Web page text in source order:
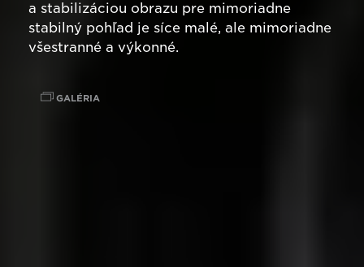
a stabilizáciou obrazu pre mimoriadne
stabilný pohľad je síce malé, ale mimoriadne
všestranné a výkonné.
GALÉRIA